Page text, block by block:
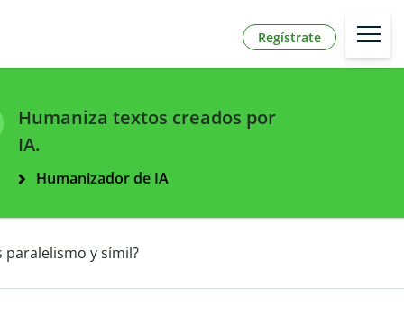
Regístrate
Humaniza textos creados por
IA.
Humanizador de IA
paralelismo y símil?